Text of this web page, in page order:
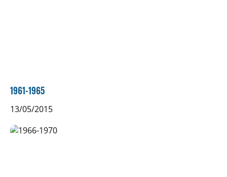
1961-1965
13/05/2015